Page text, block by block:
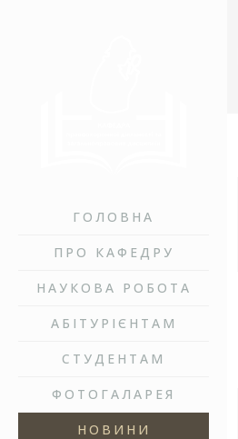
ГОЛОВНА
ПРО КАФЕДРУ
НАУКОВА РОБОТА
АБІТУРІЄНТАМ
СТУДЕНТАМ
ФОТОГАЛАРЕЯ
НОВИНИ